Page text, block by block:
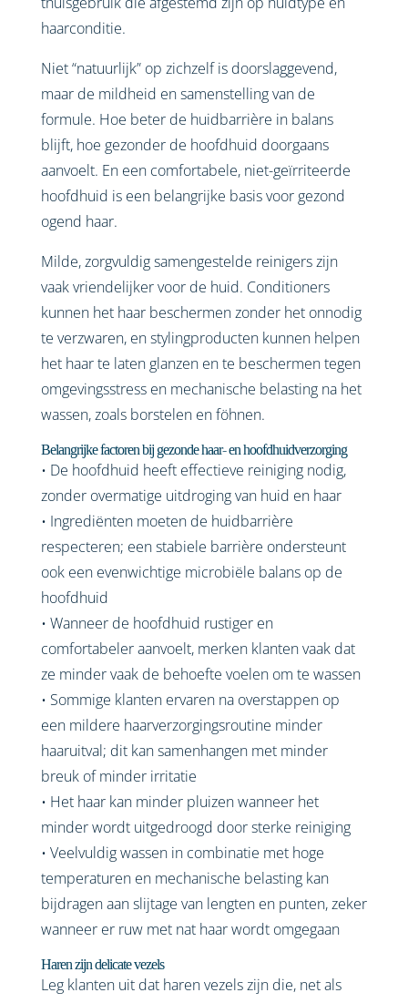
haarconditie.
Niet “natuurlijk” op zichzelf is doorslaggevend,
maar de mildheid en samenstelling van de
formule. Hoe beter de huidbarrière in balans
blijft, hoe gezonder de hoofdhuid doorgaans
aanvoelt. En een comfortabele, niet-geïrriteerde
hoofdhuid is een belangrijke basis voor gezond
ogend haar.
Milde, zorgvuldig samengestelde reinigers zijn
vaak vriendelijker voor de huid. Conditioners
kunnen het haar beschermen zonder het onnodig
te verzwaren, en stylingproducten kunnen helpen
het haar te laten glanzen en te beschermen tegen
omgevingsstress en mechanische belasting na het
wassen, zoals borstelen en föhnen.
Belangrijke factoren bij gezonde haar- en hoofdhuidverzorging
• De hoofdhuid heeft effectieve reiniging nodig,
zonder overmatige uitdroging van huid en haar
• Ingrediënten moeten de huidbarrière
respecteren; een stabiele barrière ondersteunt
ook een evenwichtige microbiële balans op de
hoofdhuid
• Wanneer de hoofdhuid rustiger en
comfortabeler aanvoelt, merken klanten vaak dat
ze minder vaak de behoefte voelen om te wassen
• Sommige klanten ervaren na overstappen op
een mildere haarverzorgingsroutine minder
haaruitval; dit kan samenhangen met minder
breuk of minder irritatie
• Het haar kan minder pluizen wanneer het
minder wordt uitgedroogd door sterke reiniging
• Veelvuldig wassen in combinatie met hoge
temperaturen en mechanische belasting kan
bijdragen aan slijtage van lengten en punten, zeker
wanneer er ruw met nat haar wordt omgegaan
Haren zijn delicate vezels
Leg klanten uit dat haren vezels zijn die, net als